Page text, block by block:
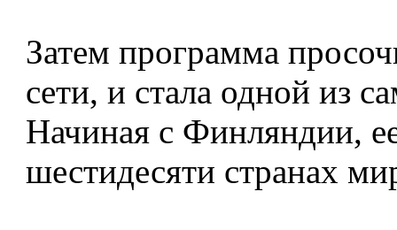
Затем программа
сети, и стала одной из
Начиная с Финляндии,
шестидесяти странах